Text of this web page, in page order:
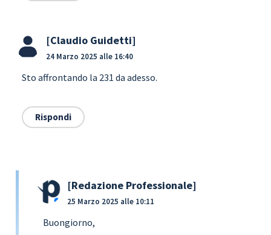
Claudio Guidetti
24 Marzo 2025 alle 16:40
Sto affrontando la 231 da adesso.
Rispondi
Redazione Professionale
25 Marzo 2025 alle 10:11
Buongiorno,